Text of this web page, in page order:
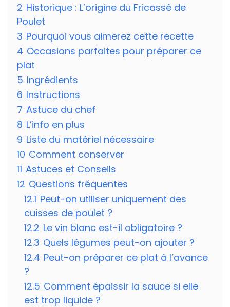
2 Historique : L’origine du Fricassé de
Poulet
3 Pourquoi vous aimerez cette recette
4 Occasions parfaites pour préparer ce
plat
5 Ingrédients
6 Instructions
7 Astuce du chef
8 L’info en plus
9 Liste du matériel nécessaire
10 Comment conserver
11 Astuces et Conseils
12 Questions fréquentes
12.1 Peut-on utiliser uniquement des
cuisses de poulet ?
12.2 Le vin blanc est-il obligatoire ?
12.3 Quels légumes peut-on ajouter ?
12.4 Peut-on préparer ce plat à l’avance
?
12.5 Comment épaissir la sauce si elle
est trop liquide ?